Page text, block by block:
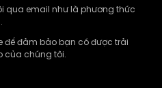
qua email như là phương thức
để đảm bảo bạn có được trải
của chúng tôi.